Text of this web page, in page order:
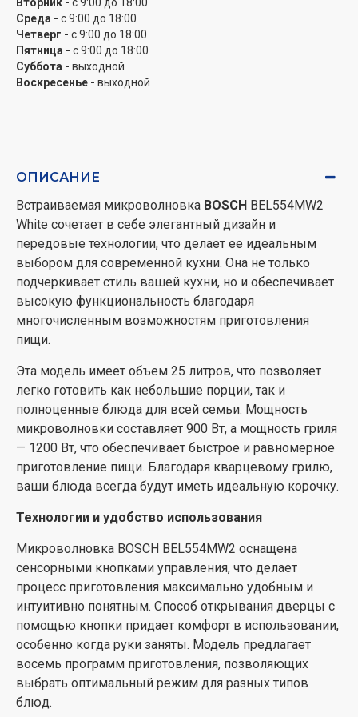
Для тех, кто ценит безопасность, печь оснащена
защитой от детей. Это особенно важно в семьях с
маленькими детьми, поскольку обеспечивает
дополнительный уровень защиты. Дополнительно,
функция очистки паром облегчает уход за
Белый цвет микроволновки
придает элегантности любому интерьеру, а ее
компактные габариты (38,2 x 59,5 x 33,5 см)
позволяют легко интегрировать устройство в
кухонное пространство. Размеры для встраивания
(36,2-36,5 x 56-56,8 x 32 см) делают эту модель
идеальной для стандартной кухонной мебели.
В дополнение ко всем преимуществам печь имеет
24-месячную гарантию, что подтверждает ее
высокое качество и надежность. Комплектация
включает в себя инструкцию и гарантийный талон,
что делает процесс эксплуатации и обслуживания
еще более простым и удобным.
Выбирая микроволновку BOSCH BEL554MW2, вы
получаете не только функциональное устройство, но
и стильный элемент вашей кухни, который будет
служить вам надежно и долго.
Среда - с 9:00 до 18:00
Четверг - с 9:00 до 18:00
Пятница - с 9:00 до 18:00
Суббота - выходной
Воскресенье - выходной
ОПИСАНИЕ
Встраиваемая микроволновка BOSCH BEL554MW2
White сочетает в себе элегантный дизайн и
передовые технологии, что делает ее идеальным
выбором для современной кухни. Она не только
подчеркивает стиль вашей кухни, но и обеспечивает
высокую функциональность благодаря
многочисленным возможностям приготовления
пищи.
Эта модель имеет объем 25 литров, что позволяет
легко готовить как небольшие порции, так и
полноценные блюда для всей семьи. Мощность
микроволновки составляет 900 Вт, а мощность гриля
— 1200 Вт, что обеспечивает быстрое и равномерное
приготовление пищи. Благодаря кварцевому грилю,
ваши блюда всегда будут иметь идеальную корочку.
Технологии и удобство использования
Микроволновка BOSCH BEL554MW2 оснащена
сенсорными кнопками управления, что делает
процесс приготовления максимально удобным и
интуитивно понятным. Способ открывания дверцы с
помощью кнопки придает комфорт в использовании,
особенно когда руки заняты. Модель предлагает
восемь программ приготовления, позволяющих
выбрать оптимальный режим для разных типов
блюд.